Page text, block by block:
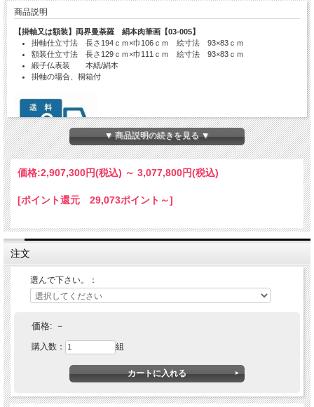
商品説明
【掛軸又は額装】両界曼荼羅 絹本肉筆画【03-005】
掛軸仕立寸法 長さ194ｃｍ×巾106ｃｍ 絵寸法 93×83ｃｍ
額装仕立寸法 長さ129ｃｍ×巾111ｃｍ 絵寸法 93×83ｃｍ
緞子仏表装 本紙/絹本
掛軸の場合、桐箱付
●送料無料です。
●別サイズ、特注仕様、文字書きは別途お見積りさせていただきます。
●発送の目安：ご注文確認後、10ヶ月。
●工場直送の為、時間指定・代金引換によるお支払いはできません。
▼ 商品説明の続きを見る ▼
価格:2,907,300円(税込) ～ 3,077,800円(税込)
[ポイント還元 29,073ポイント～]
注文
選んで下さい。：
価格: －
購入数： 組